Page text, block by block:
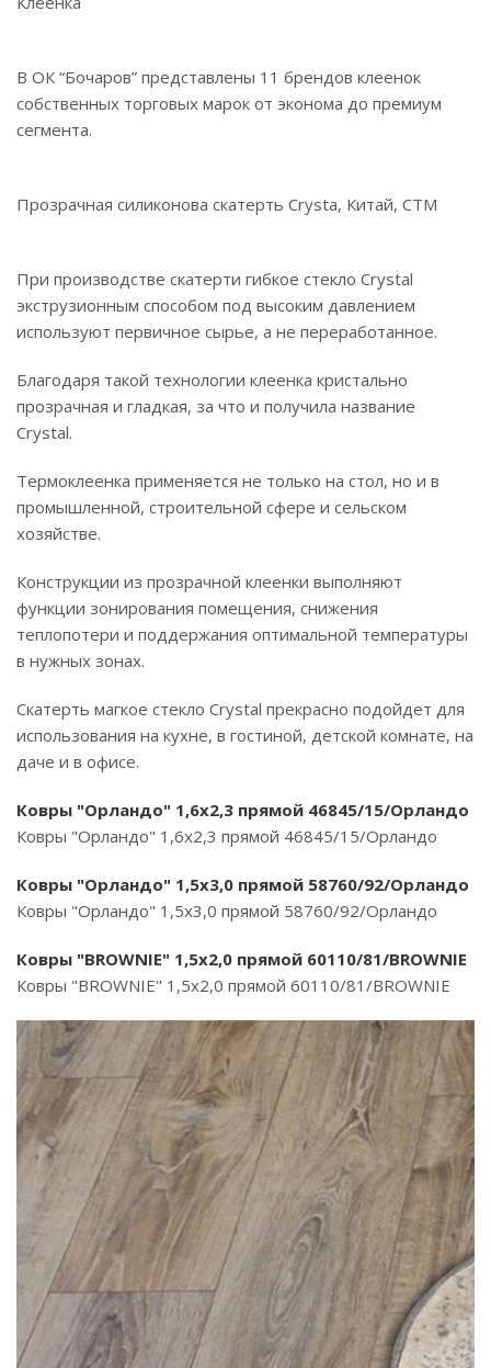
В ОК “Бочаров” представлены 11 брендов клеенок
собственных торговых марок от эконома до премиум
сегмента.
Прозрачная силиконова скатерть Crysta, Китай, СТМ
При производстве скатерти гибкое стекло Crystal
экструзионным способом под высоким давлением
используют первичное сырье, а не переработанное.
Благодаря такой технологии клеенка кристально
прозрачная и гладкая, за что и получила название
Crystal.
Термоклеенка применяется не только на стол, но и в
промышленной, строительной сфере и сельском
хозяйстве.
Конструкции из прозрачной клеенки выполняют
функции зонирования помещения, снижения
теплопотери и поддержания оптимальной температуры
в нужных зонах.
Скатерть магкое стекло Crystal прекрасно подойдет для
использования на кухне, в гостиной, детской комнате, на
даче и в офисе.
Ковры "Орландо" 1,6х2,3 прямой 46845/15/Орландо
Ковры "Орландо" 1,6х2,3 прямой 46845/15/Орландо
Ковры "Орландо" 1,5х3,0 прямой 58760/92/Орландо
Ковры "Орландо" 1,5х3,0 прямой 58760/92/Орландо
Ковры "BROWNIE" 1,5х2,0 прямой 60110/81/BROWNIE
Ковры "BROWNIE" 1,5х2,0 прямой 60110/81/BROWNIE